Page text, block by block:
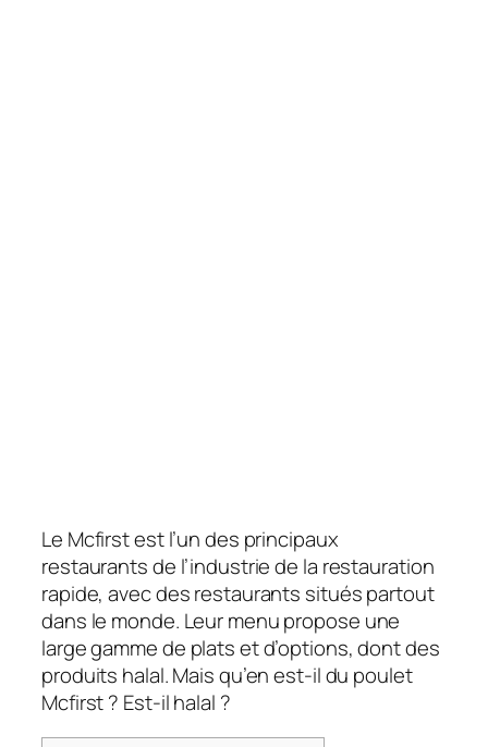
Le Mcfirst est l’un des principaux
restaurants de l’industrie de la restauration
rapide, avec des restaurants situés partout
dans le monde. Leur menu propose une
large gamme de plats et d’options, dont des
produits halal. Mais qu’en est-il du poulet
Mcfirst ? Est-il halal ?